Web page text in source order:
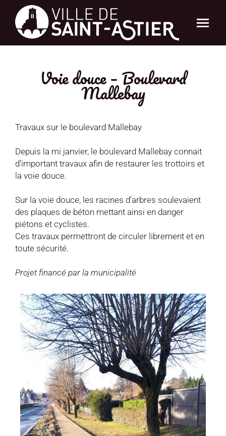
Voie douce – Boulevard
Mallebay
Travaux sur le boulevard Mallebay
Depuis la mi janvier, le boulevard Mallebay connait
d’important travaux afin de restaurer les trottoirs et
la voie douce.
Sur la voie douce, les racines d’arbres soulevaient
des plaques de béton mettant ainsi en danger
piétons et cyclistes.
Ces travaux permettront de circuler librement et en
toute sécurité.
Projet financé par la municipalité